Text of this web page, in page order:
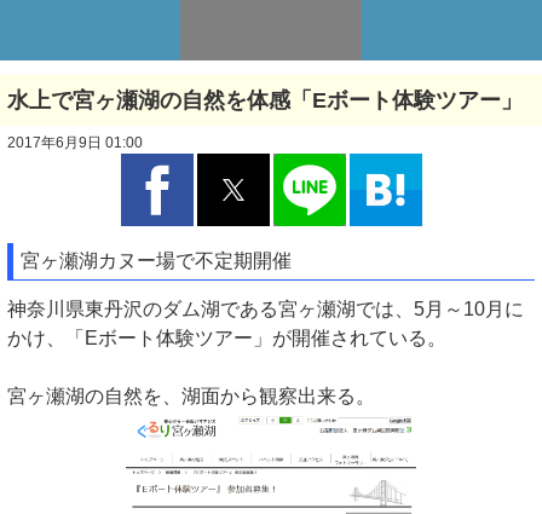
水上で宮ヶ瀬湖の自然を体感「Eボート体験ツアー」
2017年6月9日 01:00
宮ヶ瀬湖カヌー場で不定期開催
神奈川県東丹沢のダム湖である宮ヶ瀬湖では、5月～10月に
かけ、「Eボート体験ツアー」が開催されている。
宮ヶ瀬湖の自然を、湖面から観察出来る。